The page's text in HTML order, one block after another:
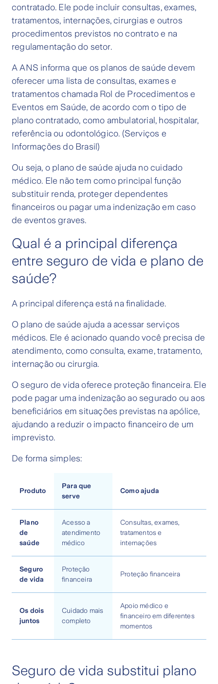
contratado. Ele pode incluir consultas, exames,
tratamentos, internações, cirurgias e outros
procedimentos previstos no contrato e na
regulamentação do setor.
A ANS informa que os planos de saúde devem
oferecer uma lista de consultas, exames e
tratamentos chamada Rol de Procedimentos e
Eventos em Saúde, de acordo com o tipo de
plano contratado, como ambulatorial, hospitalar,
referência ou odontológico. (Serviços e
Informações do Brasil)
Ou seja, o plano de saúde ajuda no cuidado
médico. Ele não tem como principal função
substituir renda, proteger dependentes
financeiros ou pagar uma indenização em caso
de eventos graves.
Qual é a principal diferença
entre seguro de vida e plano de
saúde?
A principal diferença está na finalidade.
O plano de saúde ajuda a acessar serviços
médicos. Ele é acionado quando você precisa de
atendimento, como consulta, exame, tratamento,
internação ou cirurgia.
O seguro de vida oferece proteção financeira. Ele
pode pagar uma indenização ao segurado ou aos
beneficiários em situações previstas na apólice,
ajudando a reduzir o impacto financeiro de um
imprevisto.
De forma simples:
Produto
Para que
serve
Como ajuda
Plano
de
saúde
Acesso a
atendimento
médico
Consultas, exames,
tratamentos e
internações
Seguro
de vida
Proteção
financeira
Proteção financeira
Os dois
juntos
Cuidado mais
completo
Apoio médico e
financeiro em diferentes
momentos
Seguro de vida substitui plano